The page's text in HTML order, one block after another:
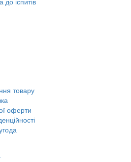
товару
оферти